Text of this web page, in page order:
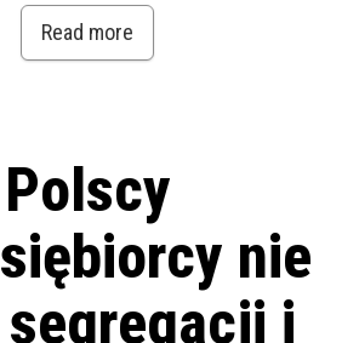
Read more
Polscy
nie
i